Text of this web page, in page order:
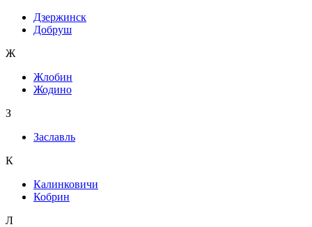
Дзержинск
Добруш
Ж
Жлобин
Жодино
З
Заславль
К
Калинковичи
Кобрин
Л